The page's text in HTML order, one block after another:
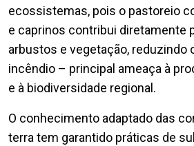
ecossistemas, pois o pastoreio
e caprinos contribui diretamente
arbustos e vegetação, reduzindo
incêndio – principal ameaça à
e à biodiversidade regional.
O conhecimento adaptado das
terra tem garantido práticas de